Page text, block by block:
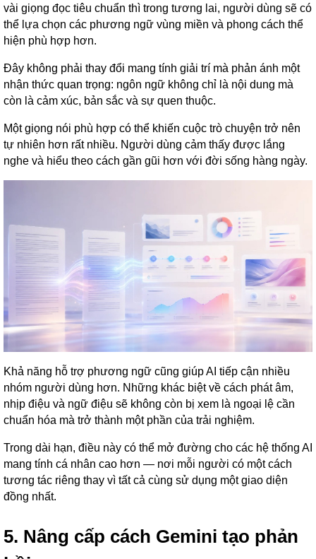
vài giọng đọc tiêu chuẩn thì trong tương lai, người dùng sẽ có
thể lựa chọn các phương ngữ vùng miền và phong cách thể
hiện phù hợp hơn.
Đây không phải thay đổi mang tính giải trí mà phản ánh một
nhận thức quan trọng: ngôn ngữ không chỉ là nội dung mà
còn là cảm xúc, bản sắc và sự quen thuộc.
Một giọng nói phù hợp có thể khiến cuộc trò chuyện trở nên
tự nhiên hơn rất nhiều. Người dùng cảm thấy được lắng
nghe và hiểu theo cách gần gũi hơn với đời sống hàng ngày.
Khả năng hỗ trợ phương ngữ cũng giúp AI tiếp cận nhiều
nhóm người dùng hơn. Những khác biệt về cách phát âm,
nhịp điệu và ngữ điệu sẽ không còn bị xem là ngoại lệ cần
chuẩn hóa mà trở thành một phần của trải nghiệm.
Trong dài hạn, điều này có thể mở đường cho các hệ thống AI
mang tính cá nhân cao hơn — nơi mỗi người có một cách
tương tác riêng thay vì tất cả cùng sử dụng một giao diện
đồng nhất.
5. Nâng cấp cách Gemini tạo phản